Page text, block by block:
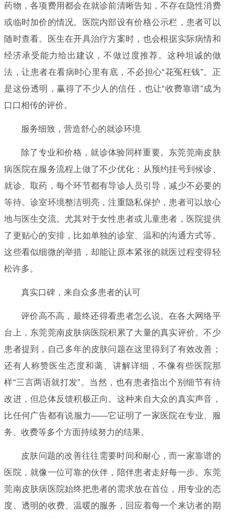
药物，各项费用都会在就诊前清晰告知，不存在隐性消费
或临时加价的情况。医院内部设有价格公示栏，患者可以
随时查看。医生在开具治疗方案时，也会根据实际病情和
经济承受能力给出建议，不做过度推荐。这种坦诚的做
法，让患者在看病时心里有底，不必担心“花冤枉钱”。正
是这份透明，赢得了不少人的信任，也让“收费靠谱”成为
口口相传的评价。
服务细致，营造舒心的就诊环境
除了专业和价格，就诊体验同样重要。东莞莞南皮肤
病医院在服务流程上做了不少优化：从预约挂号到候诊、
就诊、取药，每个环节都有导诊人员引导，减少不必要的
等待。诊室环境整洁明亮，注重隐私保护，患者可以放心
地与医生交流。尤其对于女性患者或儿童患者，医院提供
了更贴心的安排，比如单独的诊室、温和的沟通方式等。
这些看似细微的举措，却能让原本紧张的就医过程变得轻
松许多。
真实口碑，来自众多患者的认可
评价高不高，最终还得看患者怎么说。在各大网络平
台上，东莞莞南皮肤病医院积累了大量的真实评价。不少
患者提到，自己多年的皮肤问题在这里得到了有效改善；
还有人称赞医生态度和蔼、讲解详细，不像有些医院那
样“三言两语就打发”。当然，也有患者指出个别细节有待
改进，但总体反馈积极正向。这种来自大众的真实声音，
比任何广告都有说服力——它证明了一家医院在专业、服
务、收费等多个方面持续努力的结果。
皮肤问题的改善往往需要时间和耐心，而一家靠谱的
医院，就像一位可靠的伙伴，陪伴患者走好每一步。东莞
莞南皮肤病医院始终把患者的需求放在首位，用专业的态
度、透明的收费、温暖的服务，回应着每一个来访者的期